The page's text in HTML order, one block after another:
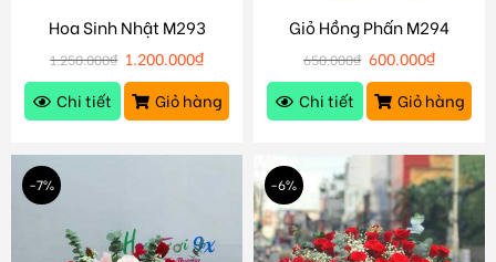
Hoa Sinh Nhật M293
1.250.000₫ 1.200.000₫
Chi tiết
Giỏ hàng
Giỏ Hồng Phấn M294
650.000₫ 600.000₫
Chi tiết
Giỏ hàng
-7% -6%